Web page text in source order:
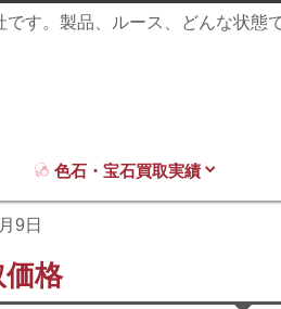
す。製品、ルース、どんな状態
色石・宝石買取実績
9日
格